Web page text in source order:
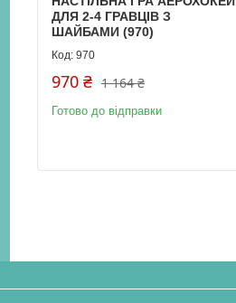
ДЛЯ 2-4 ГРАВЦІВ З
ШАЙБАМИ (970)
970
1 164 ₴
970 ₴
Готово до відправки